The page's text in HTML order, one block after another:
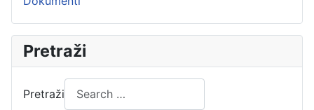
Pretraži
Pretraži